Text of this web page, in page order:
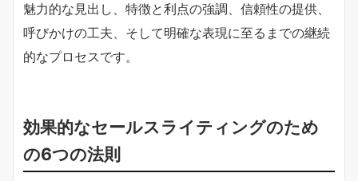
魅力的な見出し、特徴と利点の強調、信頼性の提供、
呼びかけの工夫、そして明確な表現に至るまでの継続
的なプロセスです。
効果的なセールスライティングのため
の6つの法則